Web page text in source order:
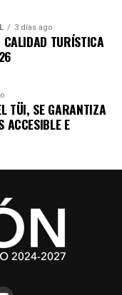
3 días ago
CALIDAD TURÍSTICA
TÜI, SE GARANTIZA
ACCESIBLE E